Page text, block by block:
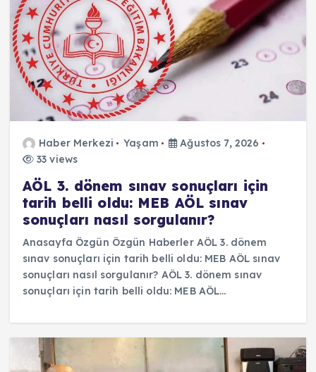
Haber Merkezi Yaşam
Ağustos 7, 2026
33 views
AÖL 3. dönem sınav sonuçları için
tarih belli oldu: MEB AÖL sınav
sonuçları nasıl sorgulanır?
Anasayfa Özgün Özgün Haberler AÖL 3. dönem
sınav sonuçları için tarih belli oldu: MEB AÖL sınav
sonuçları nasıl sorgulanır? AÖL 3. dönem sınav
sonuçları için tarih belli oldu: MEB AÖL…